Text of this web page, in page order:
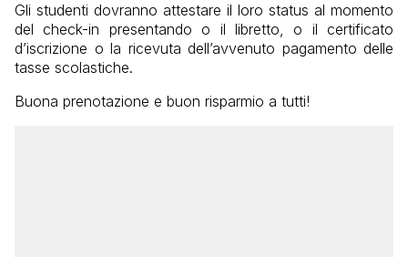
Gli studenti dovranno attestare il loro status al momento
del check-in presentando o il libretto, o il certificato
d’iscrizione o la ricevuta dell’avvenuto pagamento delle
tasse scolastiche.
Buona prenotazione e buon risparmio a tutti!